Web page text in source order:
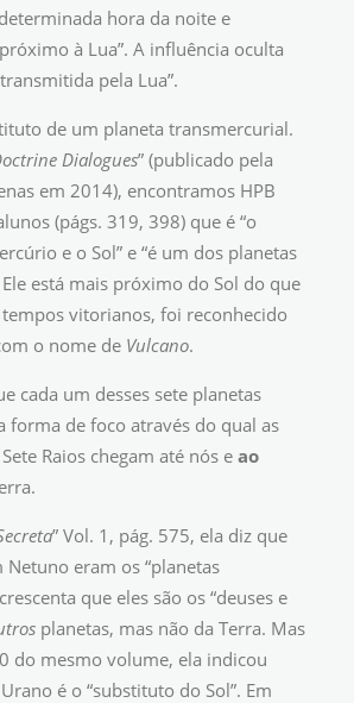
hora da noite e
à Lua”. A influência oculta
pela Lua”.
de um planeta transmercurial.
Dialogues” (publicado pela
em 2014), encontramos HPB
(págs. 319, 398) que é “o
e o Sol” e “é um dos planetas
Ele está mais próximo do Sol do que
vitorianos, foi reconhecido
o nome de Vulcano.
cada um desses sete planetas
forma de foco através do qual as
Raios chegam até nós e ao
” Vol. 1, pág. 575, ela diz que
eram os “planetas
que eles são os “deuses e
planetas, mas não da Terra. Mas
do mesmo volume, ela indicou
é o “substituto do Sol”. Em